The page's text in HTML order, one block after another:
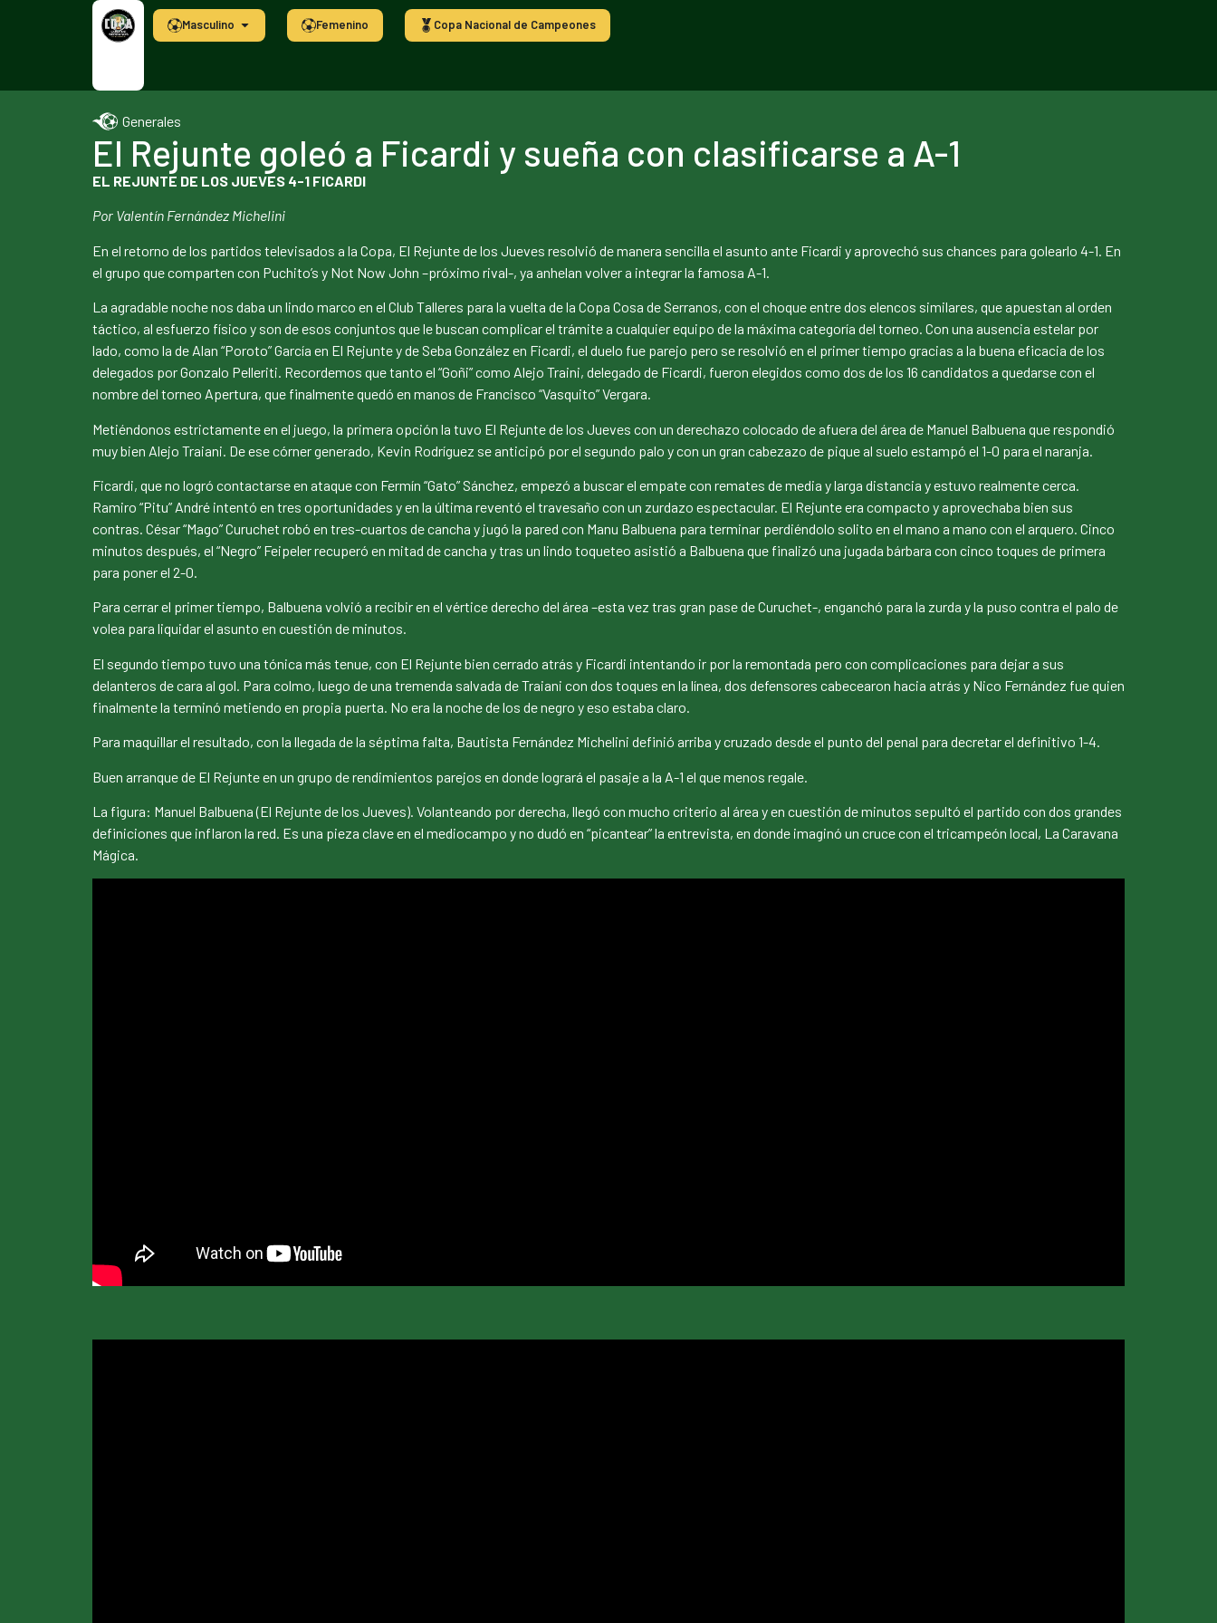
Masculino Femenino Copa Nacional de Campeones
Generales
El Rejunte goleó a Ficardi y sueña con clasificarse a A-1
EL REJUNTE DE LOS JUEVES 4-1 FICARDI
Por Valentín Fernández Michelini
En el retorno de los partidos televisados a la Copa, El Rejunte de los Jueves resolvió de manera sencilla el asunto ante Ficardi y aprovechó sus chances para golearlo 4-1. En
el grupo que comparten con Puchito’s y Not Now John –próximo rival-, ya anhelan volver a integrar la famosa A-1.
La agradable noche nos daba un lindo marco en el Club Talleres para la vuelta de la Copa Cosa de Serranos, con el choque entre dos elencos similares, que apuestan al orden
táctico, al esfuerzo físico y son de esos conjuntos que le buscan complicar el trámite a cualquier equipo de la máxima categoría del torneo. Con una ausencia estelar por
lado, como la de Alan “Poroto” García en El Rejunte y de Seba González en Ficardi, el duelo fue parejo pero se resolvió en el primer tiempo gracias a la buena eficacia de los
delegados por Gonzalo Pelleriti. Recordemos que tanto el “Goñi” como Alejo Traini, delegado de Ficardi, fueron elegidos como dos de los 16 candidatos a quedarse con el
nombre del torneo Apertura, que finalmente quedó en manos de Francisco “Vasquito” Vergara.
Metiéndonos estrictamente en el juego, la primera opción la tuvo El Rejunte de los Jueves con un derechazo colocado de afuera del área de Manuel Balbuena que respondió
muy bien Alejo Traiani. De ese córner generado, Kevin Rodríguez se anticipó por el segundo palo y con un gran cabezazo de pique al suelo estampó el 1-0 para el naranja.
Ficardi, que no logró contactarse en ataque con Fermín “Gato” Sánchez, empezó a buscar el empate con remates de media y larga distancia y estuvo realmente cerca.
Ramiro “Pitu” André intentó en tres oportunidades y en la última reventó el travesaño con un zurdazo espectacular. El Rejunte era compacto y aprovechaba bien sus
contras. César “Mago” Curuchet robó en tres-cuartos de cancha y jugó la pared con Manu Balbuena para terminar perdiéndolo solito en el mano a mano con el arquero. Cinco
minutos después, el “Negro” Feipeler recuperó en mitad de cancha y tras un lindo toqueteo asistió a Balbuena que finalizó una jugada bárbara con cinco toques de primera
para poner el 2-0.
Para cerrar el primer tiempo, Balbuena volvió a recibir en el vértice derecho del área –esta vez tras gran pase de Curuchet-, enganchó para la zurda y la puso contra el palo de
volea para liquidar el asunto en cuestión de minutos.
El segundo tiempo tuvo una tónica más tenue, con El Rejunte bien cerrado atrás y Ficardi intentando ir por la remontada pero con complicaciones para dejar a sus
delanteros de cara al gol. Para colmo, luego de una tremenda salvada de Traiani con dos toques en la línea, dos defensores cabecearon hacia atrás y Nico Fernández fue quien
finalmente la terminó metiendo en propia puerta. No era la noche de los de negro y eso estaba claro.
Para maquillar el resultado, con la llegada de la séptima falta, Bautista Fernández Michelini definió arriba y cruzado desde el punto del penal para decretar el definitivo 1-4.
Buen arranque de El Rejunte en un grupo de rendimientos parejos en donde logrará el pasaje a la A-1 el que menos regale.
La figura: Manuel Balbuena (El Rejunte de los Jueves). Volanteando por derecha, llegó con mucho criterio al área y en cuestión de minutos sepultó el partido con dos grandes
definiciones que inflaron la red. Es una pieza clave en el mediocampo y no dudó en “picantear” la entrevista, en donde imaginó un cruce con el tricampeón local, La Caravana
Mágica.